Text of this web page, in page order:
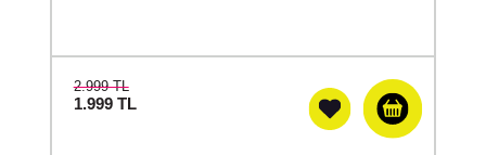
2.999 TL
1.999 TL